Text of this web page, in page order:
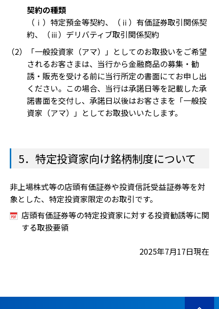
契約の種類
（ⅰ）特定預金等契約、（ⅱ）有価証券取引関係契
約、（ⅲ）デリバティブ取引関係契約
「一般投資家（アマ）」としてのお取扱いをご希望
されるお客さまは、当行から金融商品の募集・勧
誘・販売を受ける前に当行所定の書面にてお申し出
ください。この場合、当行は承諾日等を記載した承
諾書面を交付し、承諾日以後はお客さまを「一般投
資家（アマ）」としてお取扱いいたします。
5．特定投資家向け銘柄制度について
非上場株式等の店頭有価証券や投資信託受益証券等を対
象とした、特定投資家限定のお取引です。
店頭有価証券等の特定投資家に対する投資勧誘等に関
する取扱要領
2025年7月17日現在